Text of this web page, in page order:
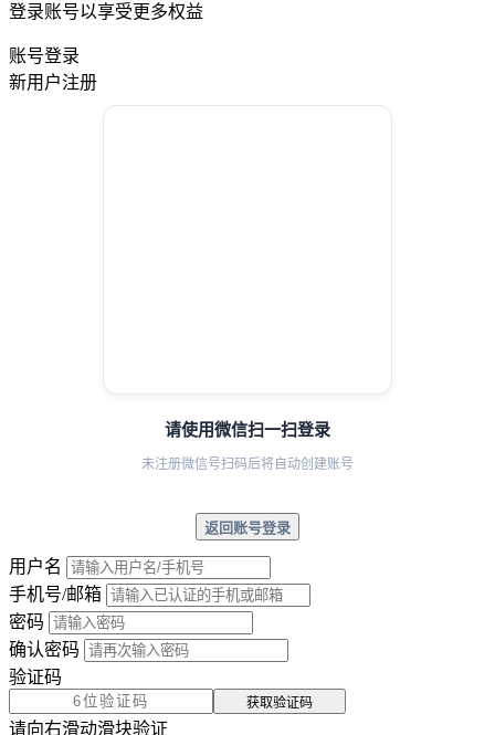
登录账号以享受更多权益
账号登录
新用户注册
请使用微信扫一扫登录
未注册微信号扫码后将自动创建账号
返回账号登录
用户名
手机号/邮箱
密码
确认密码
验证码
获取验证码
请向右滑动滑块验证